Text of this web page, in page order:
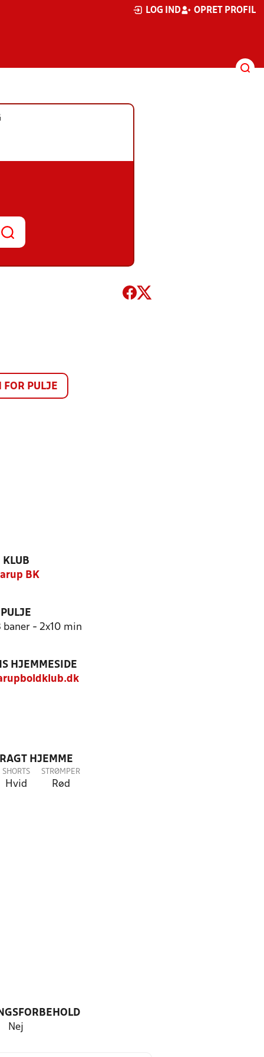
LOG IND OPRET PROFIL
PULJE
KLUB
BK
PULJE
baner - 2x10 min
HJEMMESIDE
HJEMME
SHORTS
Hvid
STRØMPER
Rød
Nej